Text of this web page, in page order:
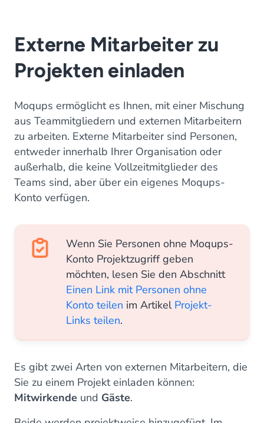
Externe Mitarbeiter zu
Projekten einladen
Moqups ermöglicht es Ihnen, mit einer Mischung
aus Teammitgliedern und externen Mitarbeitern
zu arbeiten. Externe Mitarbeiter sind Personen,
entweder innerhalb Ihrer Organisation oder
außerhalb, die keine Vollzeitmitglieder des
Teams sind, aber über ein eigenes Moqups-
Konto verfügen.
Wenn Sie Personen ohne Moqups-
Konto Projektzugriff geben
möchten, lesen Sie den Abschnitt
Einen Link mit Personen ohne
Konto teilen im Artikel Projekt-
Links teilen.
Es gibt zwei Arten von externen Mitarbeitern, die
Sie zu einem Projekt einladen können:
Mitwirkende und Gäste.